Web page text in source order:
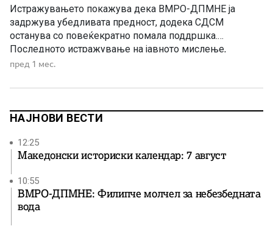
Истражувањето покажува дека ВМРО-ДПМНЕ ја
задржува убедливата предност, додека СДСМ
останува со повеќекратно помала поддршка.
Последното истражување на јавното мислење,
спроведено од агенцијата „Маркет Вижн“ на
покажува дека ВМРО-ДПМНЕ и понатаму има
партии. Според резултатите, 24 проценти од сите
пред 1 мес.
НАЈНОВИ ВЕСТИ
12:25
Македонски историски календар: 7 август
10:55
ВМРО-ДПМНЕ: Филипче молчел за небезбедната
вода